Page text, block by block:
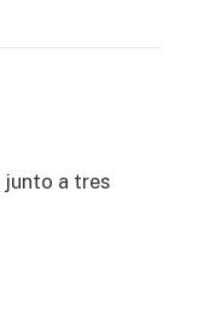
junto a tres